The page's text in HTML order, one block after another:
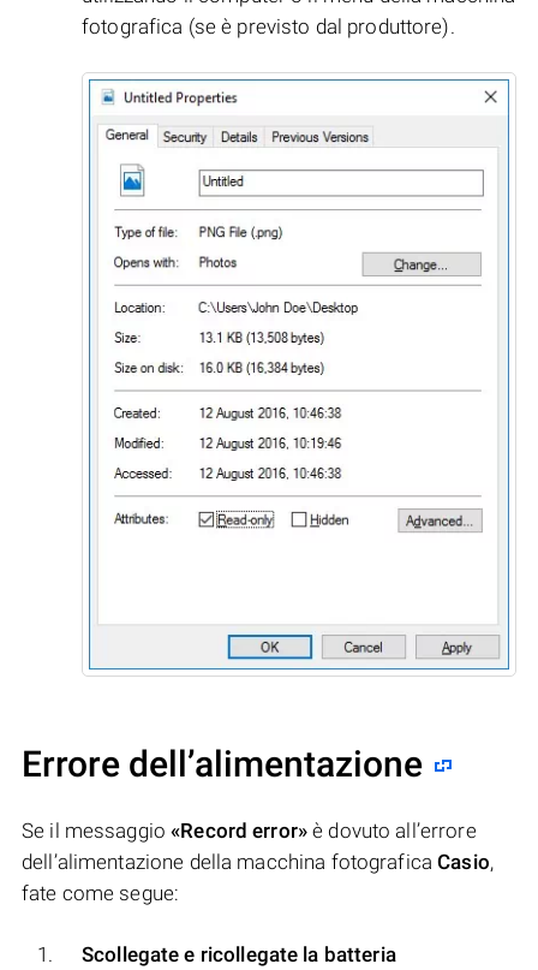
fotografica (se è previsto dal produttore).
Errore dell’alimentazione
Se il messaggio«Record error» è dovuto all’errore
dell’alimentazione della macchina fotograficaCasio,
fate come segue:
Scollegate e ricollegate la batteria